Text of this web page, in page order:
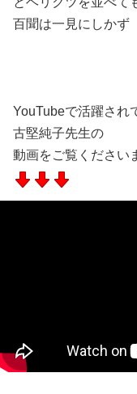
百聞は一見にしかず
YouTubeで活躍され
古堅純子先生の
動画をご覧ください